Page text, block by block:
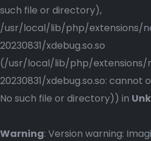
such file or directory),
/usr/local/lib/php/extensions/
20230831/xdebug.so.so
(/usr/local/lib/php/
20230831/xdebug.so.so: cannot
No such file or directory)) in
Warning: Version warning: